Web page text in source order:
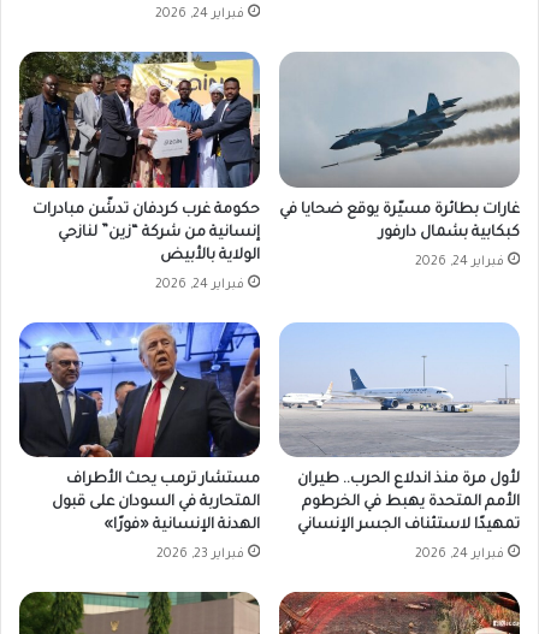
فبراير 24, 2026
غارات بطائرة مسيّرة يوقع ضحايا في
كبكابية بشمال دارفور
فبراير 24, 2026
حكومة غرب كردفان تدشّن مبادرات
إنسانية من شركة “زين” لنازحي
الولاية بالأبيض
فبراير 24, 2026
لأول مرة منذ اندلاع الحرب.. طيران
الأمم المتحدة يهبط في الخرطوم
تمهيدًا لاستئناف الجسر الإنساني
فبراير 24, 2026
مستشار ترمب يحث الأطراف
المتحاربة في السودان على قبول
الهدنة الإنسانية «فورًا»
فبراير 23, 2026